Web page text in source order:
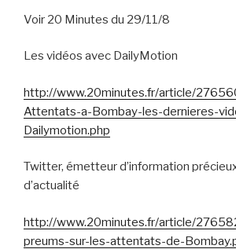
Voir 20 Minutes du 29/11/8
Les vidéos avec DailyMotion
http://www.20minutes.fr/article/
Attentats-a-Bombay-les-dernieres-
Dailymotion.php
Twitter, émetteur d’information
d’actualité
http://www.20minutes.fr/article/
preums-sur-les-attentats-de-